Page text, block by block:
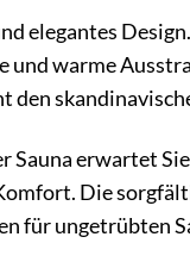
elegantes
warme
den
erwartet
Die
für ungetrübten